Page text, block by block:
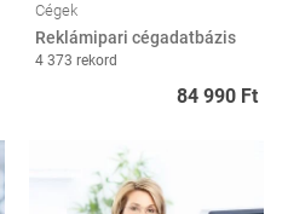
Cégek
Reklámipari cégadatbázis
4 373 rekord
84 990 Ft